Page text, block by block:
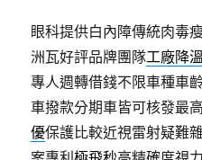
眼科提供白內障傳統肉毒
洲瓦好評品牌團隊工廠降
專人週轉借錢不限車種車
車撥款分期車皆可核發最
優保護比較近視雷射疑難